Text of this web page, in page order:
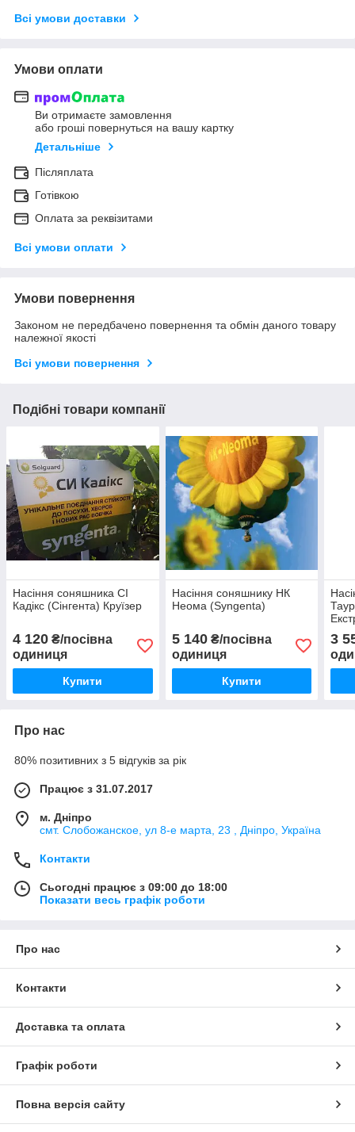
Всі умови доставки
Умови оплати
Ви отримаєте замовлення
або гроші повернуться на вашу картку
Детальніше
Післяплата
Готівкою
Оплата за реквізитами
Всі умови оплати
Умови повернення
Законом не передбачено повернення та обмін даного товару
належної якості
Всі умови повернення
Подібні товари компанії
Насіння соняшника СІ
Кадікс (Сінгента) Круїзер
4 120 ₴/посівна
одиниця
Купити
Насіння соняшнику НК
Неома (Syngenta)
5 140₴/посівна
одиниця
Купити
3
Про нас
80% позитивних з 5 відгуків за рік
Працює з 31.07.2017
м. Дніпро
смт. Слобожанское, ул 8-е марта, 23 , Дніпро, Україна
Контакти
Сьогодні працює з 09:00 до 18:00
Показати весь графік роботи
Про нас
Контакти
Доставка та оплата
Графік роботи
Повна версія сайту